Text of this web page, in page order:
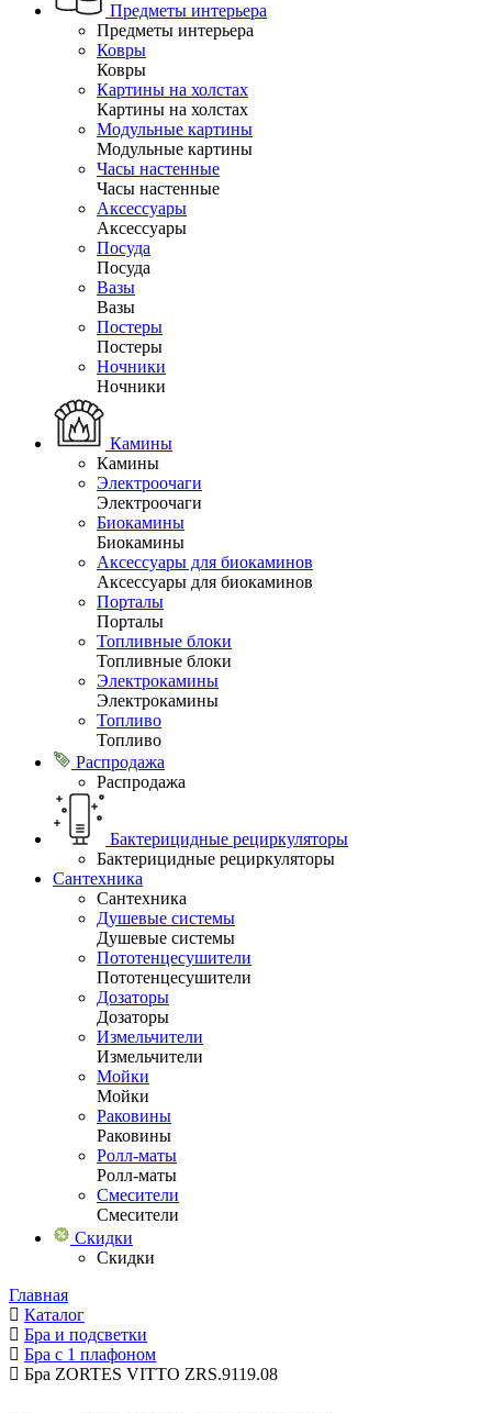
Предметы интерьера
Предметы интерьера
Ковры
Ковры
Картины на холстах
Картины на холстах
Модульные картины
Модульные картины
Часы настенные
Часы настенные
Аксессуары
Аксессуары
Посуда
Посуда
Вазы
Вазы
Постеры
Постеры
Ночники
Ночники
Камины
Камины
Электроочаги
Электроочаги
Биокамины
Биокамины
Аксессуары для биокаминов
Аксессуары для биокаминов
Порталы
Порталы
Топливные блоки
Топливные блоки
Электрокамины
Электрокамины
Топливо
Топливо
Распродажа
Распродажа
Бактерицидные рециркуляторы
Бактерицидные рециркуляторы
Сантехника
Сантехника
Душевые системы
Душевые системы
Пототенцесушители
Пототенцесушители
Дозаторы
Дозаторы
Измельчители
Измельчители
Мойки
Мойки
Раковины
Раковины
Ролл-маты
Ролл-маты
Смесители
Смесители
Скидки
Скидки
Главная
Каталог
Бра и подсветки
Бра с 1 плафоном
Бра ZORTES VITTO ZRS.9119.08